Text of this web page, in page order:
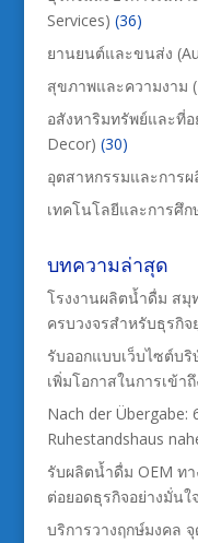
Services) (36)
ยานยนต์และขนส่ง
สุขภาพและความงาม
อสังหาริมทรัพย์และที่อ
Decor) (30)
อุตสาหกรรมและการ
เทคโนโลยีและการศึก
บทความล่าสุด
โรงงานผลิตน้ำดื่ม สมุ
ครบวงจรสำหรับธุรกิจ
รับออกแบบเว็บไซต์บริ
เพิ่มโอกาสในการเข้า
Nach der Übergabe:
Ruhestandshaus
รับผลิตน้ำดื่ม OEM ท
ต่อยอดธุรกิจอย่างมั่นใจ
บริการวางฤกษ์มงคล